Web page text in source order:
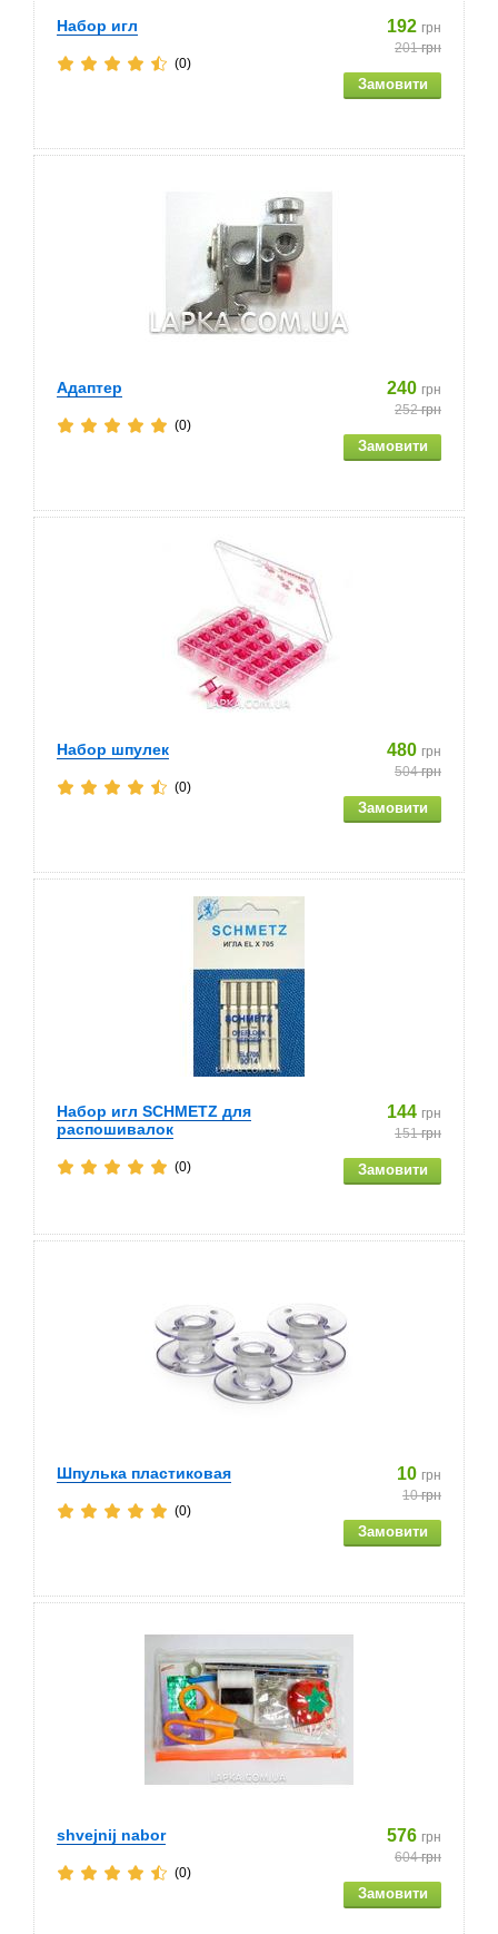
Набор игл 192 грн
201грн
(0)
Адаптер 240 грн
252грн
(0)
Набор шпулек 480 грн
504грн
(0)
Набор игл SCHMETZ для
распошивалок
144 грн
151грн
(0)
Шпулька пластиковая 10 грн
10грн
(0)
shvejnij nabor 576 грн
604грн
(0)